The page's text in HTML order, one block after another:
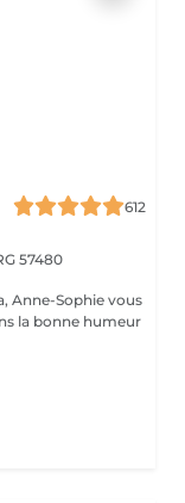
612
57480
Anne-Sophie vous
la bonne humeur